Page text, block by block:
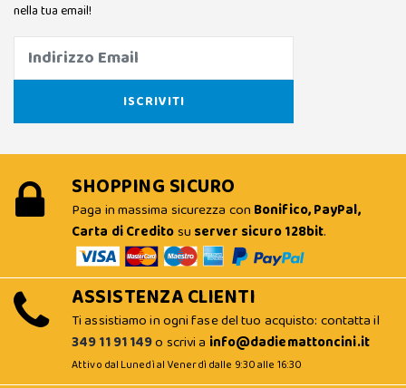
nella tua email!
SHOPPING SICURO
Paga in massima sicurezza con Bonifico, PayPal,
Carta di Creditosu server sicuro 128bit.
ASSISTENZA CLIENTI
Ti assistiamo in ogni fase del tuo acquisto: contatta il
349 11 91 149o scrivi a info@dadiemattoncini.it
Attivo dal Lunedì al Venerdì dalle 9:30 alle 16:30